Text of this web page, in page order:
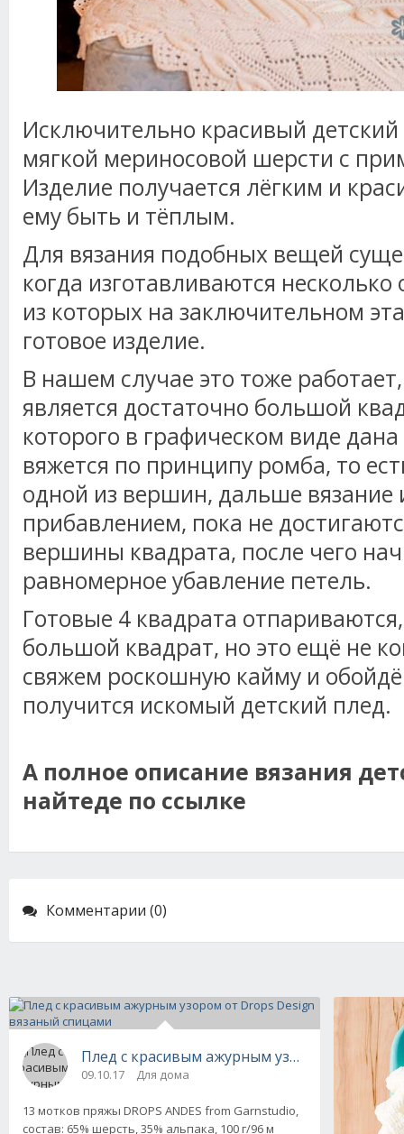
Исключительно красивый детский
мягкой мериносовой шерсти с
Изделие получается лёгким и
ему быть и тёплым.
Для вязания подобных вещей
когда изготавливаются
из которых на заключительном
готовое изделие.
В нашем случае это тоже
является достаточно большой
которого в графическом виде
вяжется по принципу ромба, то
одной из вершин, дальше вязание
прибавлением, пока не
вершины квадрата, после чего
равномерное убавление петель.
Готовые 4 квадрата
большой квадрат, но это ещё не
свяжем роскошную кайму и
получится искомый детский плед.
А полное описание вязания
найтеде по ссылке
Комментарии (0)
Плед с красивым ажурным узором от Drops
09.10.17 Для дома
13 мотков пряжы DROPS ANDES from Garnstudio,
состав: 65% шерсть, 35% альпака, 100 г/96 м